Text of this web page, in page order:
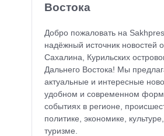
Востока
Добро пожаловать на
надёжный источник новостей
Сахалина, Курильских
Дальнего Востока! Мы
актуальные и интересные
удобном и современном
событиях в регионе,
политике, экономике,
туризме.